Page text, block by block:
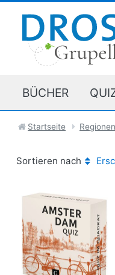
BÜCHER
Startseite Regionen
Sortieren nach